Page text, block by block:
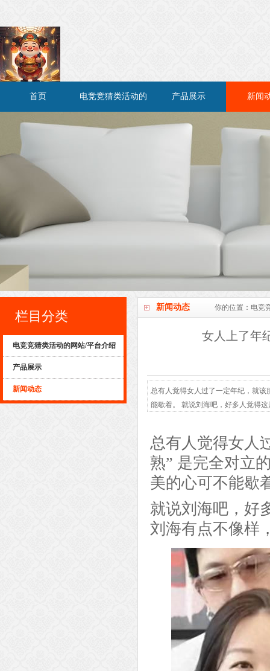
首页 电竞竞猜类活动的
网站/平台介绍
产品展示 新闻
新闻动态 你的位置： 电竞
女人上了年
总有人觉得女人过了一定年纪，就该
能歇着。 就说刘海吧，好多人觉得
总有人觉得女人
熟” 是完全对立
美的心可不能歇
就说刘海吧，好
刘海有点不像样
栏目分类
电竞竞猜类活动的网站/平台介绍
产品展示
新闻动态